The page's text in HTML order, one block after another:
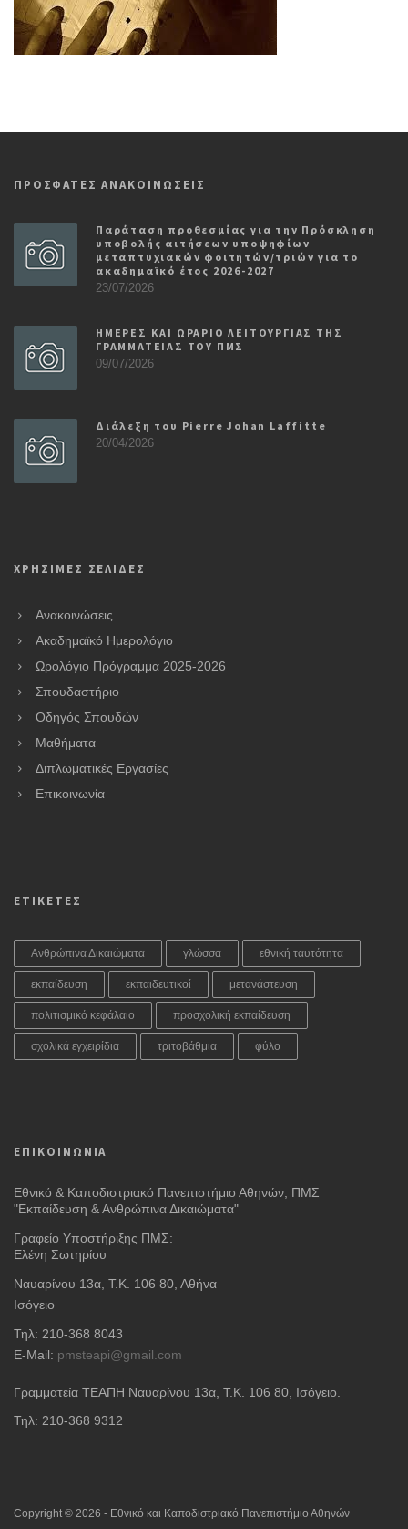
ΠΡΟΣΦΑΤΕΣ ΑΝΑΚΟΙΝΩΣΕΙΣ
Παράταση προθεσμίας για την Πρόσκληση
υποβολής αιτήσεων υποψηφίων
μεταπτυχιακών φοιτητών/τριών για το
ακαδημαϊκό έτος 2026-2027
23/07/2026
ΗΜΕΡΕΣ ΚΑΙ ΩΡΑΡΙΟ ΛΕΙΤΟΥΡΓΙΑΣ ΤΗΣ
ΓΡΑΜΜΑΤΕΙΑΣ ΤΟΥ ΠΜΣ
09/07/2026
Διάλεξη του Pierre Johan Laffitte
20/04/2026
ΧΡΗΣΙΜΕΣ ΣΕΛΙΔΕΣ
Ανακοινώσεις
Ακαδημαϊκό Ημερολόγιο
Ωρολόγιο Πρόγραμμα 2025-2026
Σπουδαστήριο
Οδηγός Σπουδών
Μαθήματα
Διπλωματικές Εργασίες
Επικοινωνία
ΕΤΙΚΕΤΕΣ
Ανθρώπινα Δικαιώματα γλώσσα εθνική ταυτότητα
εκπαίδευση εκπαιδευτικοί μετανάστευση
πολιτισμικό κεφάλαιο προσχολική εκπαίδευση
σχολικά εγχειρίδια τριτοβάθμια φύλο
ΕΠΙΚΟΙΝΩΝΙΑ
Εθνικό & Καποδιστριακό Πανεπιστήμιο Αθηνών, ΠΜΣ
"Εκπαίδευση & Ανθρώπινα Δικαιώματα"
Γραφείο Υποστήριξης ΠΜΣ:
Ελένη Σωτηρίου
Ναυαρίνου 13α, Τ.Κ. 106 80, Αθήνα
Ισόγειο
Τηλ: 210-368 8043
E-Mail: pmsteapi@gmail.com
Γραμματεία ΤΕΑΠΗ Ναυαρίνου 13α , Τ.Κ. 106 80, Ισόγειο.
Τηλ: 210-368 9312
Copyright © 2026 - Εθνικό και Καποδιστριακό Πανεπιστήμιο Αθηνών